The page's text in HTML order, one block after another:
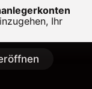
Ihr